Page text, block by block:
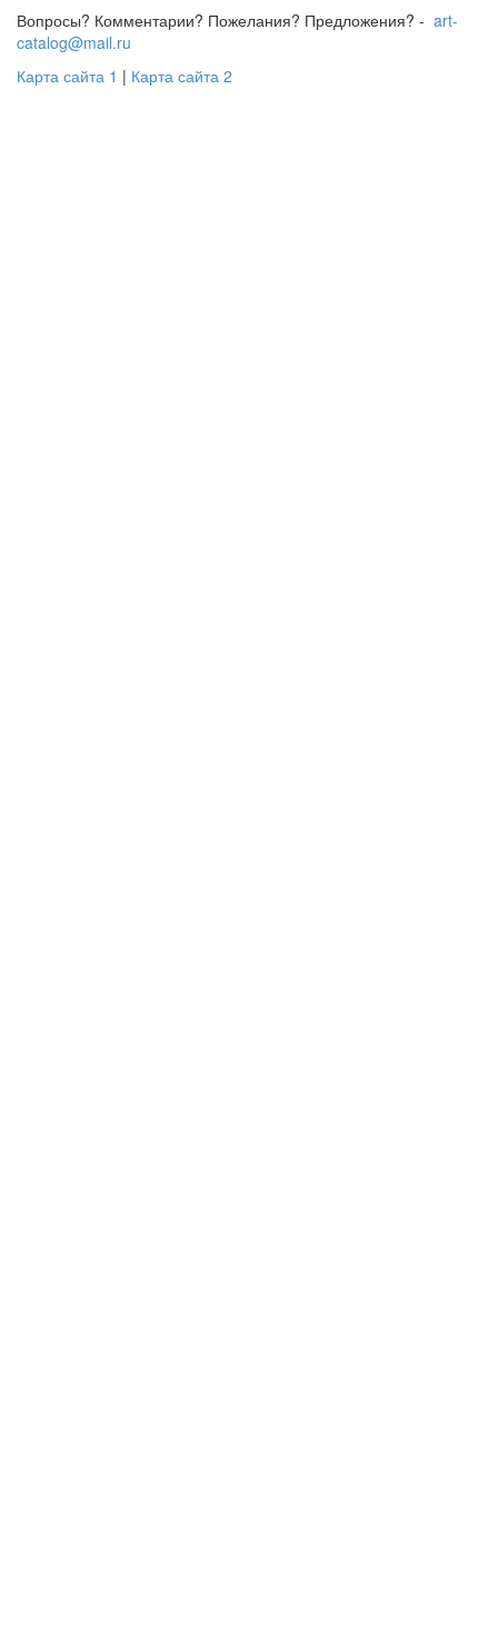
Вопросы? Комментарии? Пожелания? Предложения? - art-
catalog@mail.ru
Карта сайта 1 | Карта сайта 2